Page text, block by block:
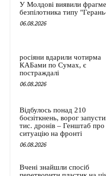
У Молдові виявили
безпілотника типу
06.08.2026
росіяни вдарили чотирма
КАБами по Сумах, є
постраждалі
06.08.2026
Відбулось понад 210
боєзіткнень, ворог
тис. дронів – Генштаб про
ситуацію на фронті
06.08.2026
Вчені знайшли спосіб